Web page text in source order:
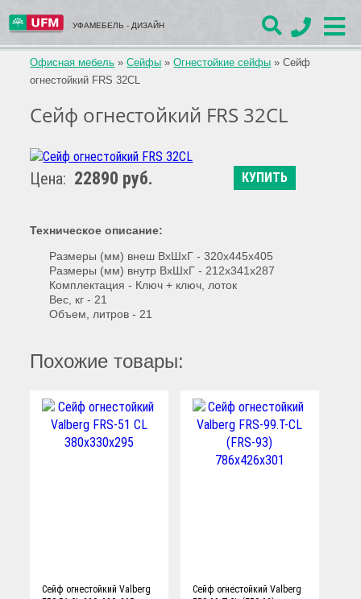
УФАМЕБЕЛЬ - ДИЗАЙН
Офисная мебель »Сейфы »Огнестойкие сейфы »Сейф
огнестойкий FRS 32CL
Сейф огнестойкий FRS 32CL
Цена: 22890 руб. КУПИТЬ
Техническое описание:
Размеры (мм) внеш ВхШхГ -320х445х405
Размеры (мм) внутр ВхШхГ - 212х341х287
Комплектация - Ключ + ключ, лоток
Вес, кг - 21
Объем, литров - 21
Похожие товары:
Сейф огнестойкий Valberg
Сейф огнестойкий Valberg